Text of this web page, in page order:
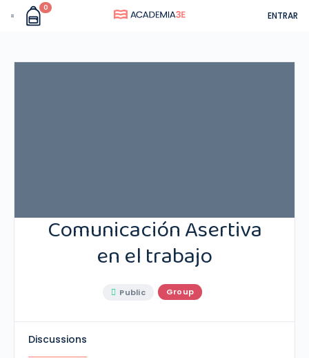
0
ENTRAR
Comunicación Asertiva
en el trabajo
Public Group
Discussions